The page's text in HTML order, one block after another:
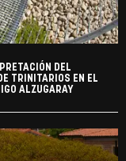
DEL
TRINITARIOS EN EL
ALZUGARAY